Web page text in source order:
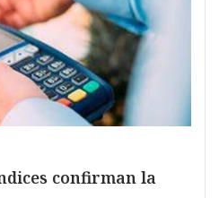
confirman la